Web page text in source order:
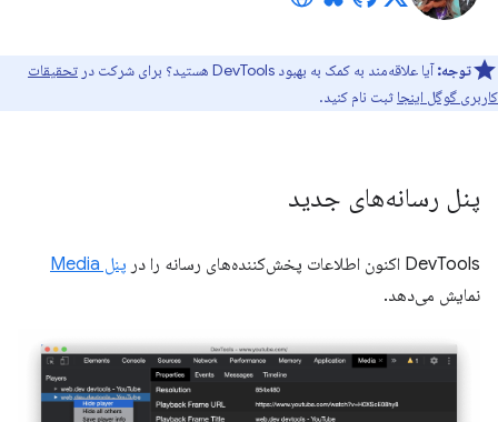
توجه:آیا علاقه‌مند به کمک به بهبود DevTools هستید؟ برای شرکت در
تحقیقات
کاربری گوگل اینجا ثبت نام کنید.
پنل رسانه‌های جدید
DevTools اکنون اطلاعات پخش‌کننده‌های رسانه را در
پنل Media
نمایش می‌دهد.